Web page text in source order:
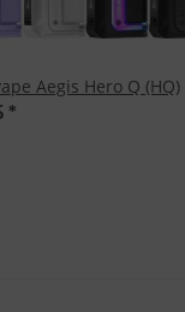
Aegis Hero Q (HQ)
*